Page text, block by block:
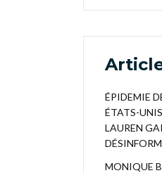
ÉPIDEMIE
ÉTATS-
LAUREN
MONIQUE